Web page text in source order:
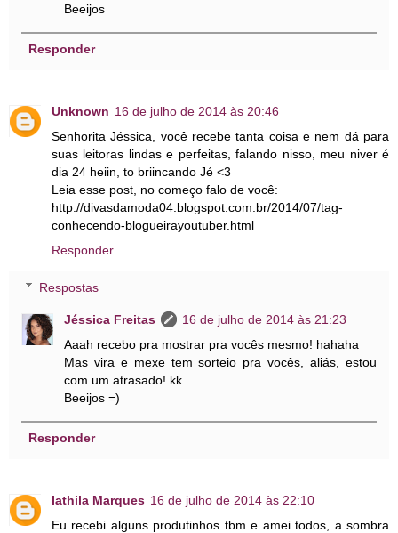
Beeijos
Responder
Unknown 16 de julho de 2014 às 20:46
Senhorita Jéssica, você recebe tanta coisa e nem dá para
suas leitoras lindas e perfeitas, falando nisso, meu niver é
dia 24 heiin, to briincando Jé <3
Leia esse post, no começo falo de você:
http://divasdamoda04.blogspot.com.br/2014/07/tag-
conhecendo-blogueirayoutuber.html
Responder
Respostas
Jéssica Freitas
16 de julho de 2014 às 21:23
Aaah recebo pra mostrar pra vocês mesmo! hahaha
Mas vira e mexe tem sorteio pra vocês, aliás, estou
com um atrasado! kk
Beeijos =)
Responder
Iathila Marques 16 de julho de 2014 às 22:10
Eu recebi alguns produtinhos tbm e amei todos, a sombra